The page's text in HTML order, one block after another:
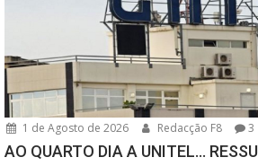
1 de Agosto de 2026 Redacção F8 3
AO QUARTO DIA A UNITEL…